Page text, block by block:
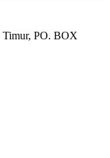
Timur, PO. BOX